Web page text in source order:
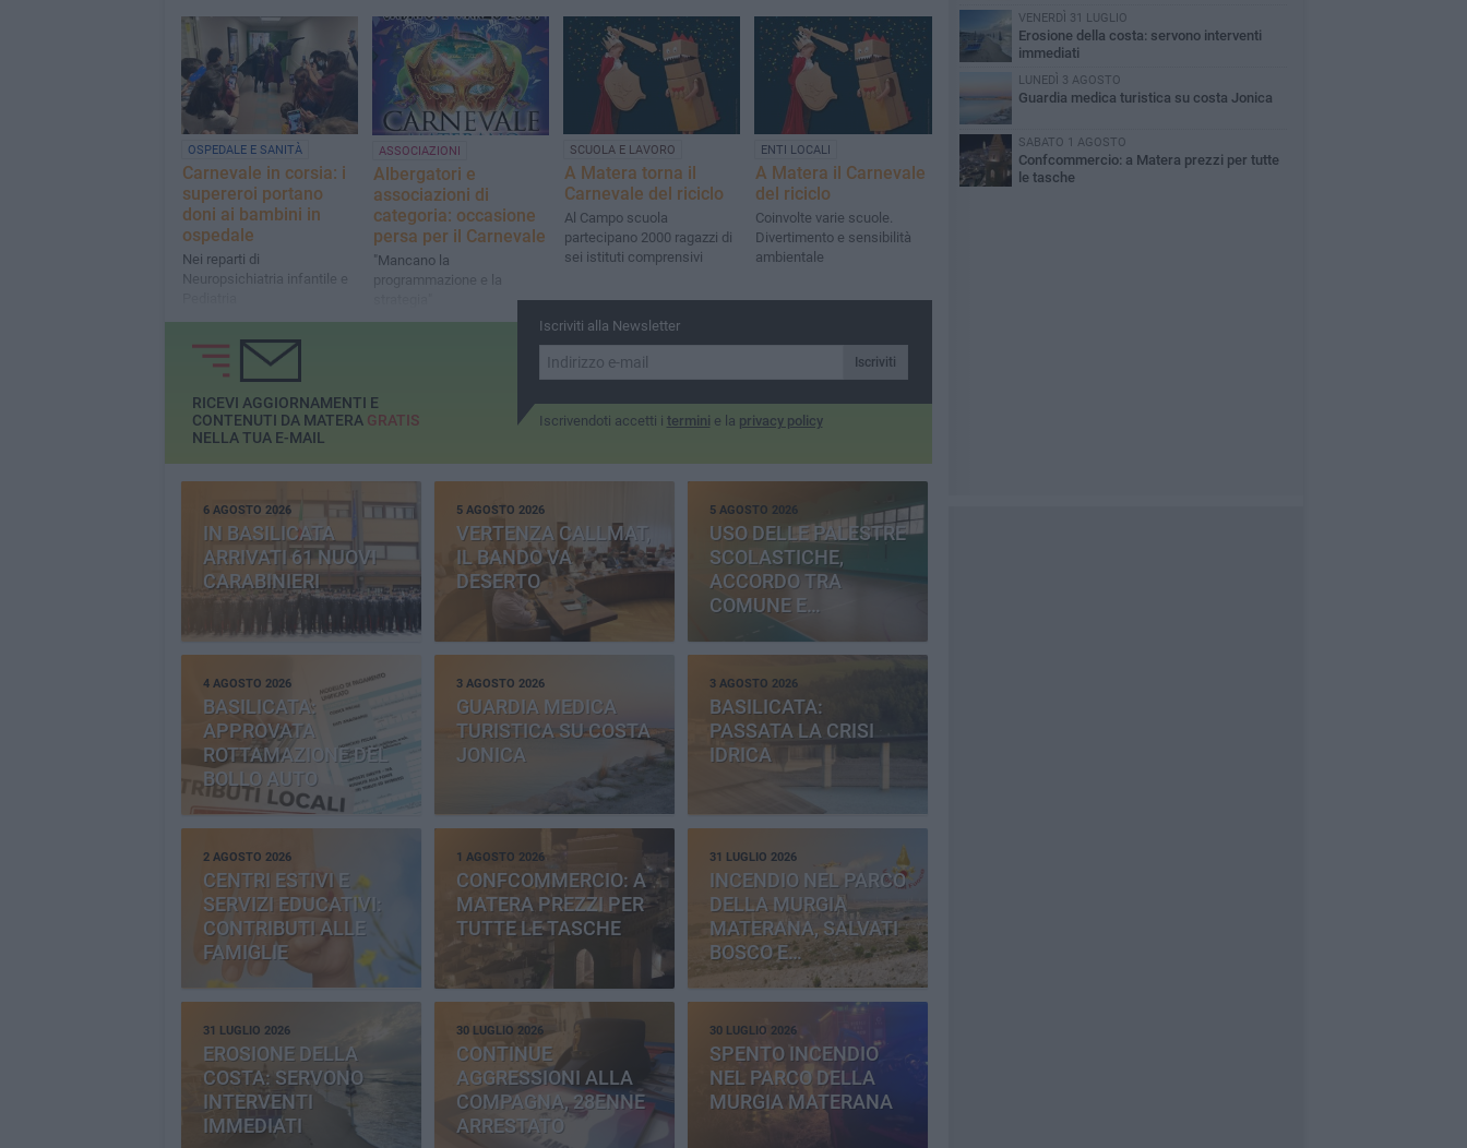
OSPEDALE E SANITÀ
Carnevale in corsia: i
supereroi portano
doni ai bambini in
ospedale
Nei reparti di
Neuropsichiatria infantile e
ASSOCIAZIONI
Albergatori e
associazioni di
categoria: occasione
persa per il Carnevale
"Mancano la
programmazione e la
SCUOLA E LAVORO
A Matera torna il
Carnevale del riciclo
Al Campo scuola
partecipano 2000 ragazzi di
sei istituti comprensivi
ENTI LOCALI
A Matera il Carnevale
del riciclo
Coinvolte varie scuole.
Divertimento e sensibilità
ambientale
Iscriviti alla Newsletter
Iscriviti
Iscrivendoti accetti i termini e la privacy policy
RICEVI AGGIORNAMENTI E
CONTENUTI DA MATERA GRATIS
NELLA TUA E-MAIL
6 AGOSTO 2026
IN BASILICATA
ARRIVATI 61 NUOVI
CARABINIERI
5 AGOSTO 2026
VERTENZA CALLMAT,
IL BANDO VA
DESERTO
5 AGOSTO 2026
USO DELLE PALESTRE
SCOLASTICHE,
ACCORDO TRA
COMUNE E
PROVINCIA
4 AGOSTO 2026
BASILICATA:
APPROVATA
ROTTAMAZIONE DEL
BOLLO AUTO
3 AGOSTO 2026
GUARDIA MEDICA
TURISTICA SU COSTA
JONICA
3 AGOSTO 2026
BASILICATA:
PASSATA LA CRISI
IDRICA
2 AGOSTO 2026
CENTRI ESTIVI E
SERVIZI EDUCATIVI:
CONTRIBUTI ALLE
FAMIGLIE
1 AGOSTO 2026
CONFCOMMERCIO: A
MATERA PREZZI PER
TUTTE LE TASCHE
31 LUGLIO 2026
INCENDIO NEL PARCO
DELLA MURGIA
MATERANA, SALVATI
BOSCO E
CEMENTERIA
31 LUGLIO 2026
EROSIONE DELLA
COSTA: SERVONO
INTERVENTI
IMMEDIATI
30 LUGLIO 2026
CONTINUE
AGGRESSIONI ALLA
COMPAGNA, 28ENNE
ARRESTATO
30 LUGLIO 2026
SPENTO INCENDIO
NEL PARCO DELLA
MURGIA MATERANA
VENERDÌ 31 LUGLIO
Erosione della costa: servono interventi
immediati
LUNEDÌ 3 AGOSTO
Guardia medica turistica su costa Jonica
SABATO 1 AGOSTO
Confcommercio: a Matera prezzi per tutte
le tasche